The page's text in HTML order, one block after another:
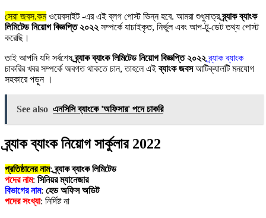
সেরা জবস.কমওয়েবসাইট -এর এই ব্লগ পোস্ট ভিন্ন হবে. আমরা শুধুমাত্রব্র্যাক ব্যাংক
লিমিটেড নিয়োগ বিজ্ঞপ্তি ২০২২ সম্পর্কে যাচাইকৃত, নির্ভুল এবং আপ-টু-ডেট তথ্য পোস্ট
করেছি।
তাই আপনি যদি সর্বশেষব্র্যাক ব্যাংক লিমিটেড নিয়োগ বিজ্ঞপ্তি ২০২২ব্র্যাক ব্যাংক
চাকরির খবর সম্পর্কে অবগত থাকতে চান, তাহলে এইব্যাংক জবসআটিক্যালটি মনযোগ
সহকারে পড়ুন ।
See also এনসিসি ব্যাংকে 'অফিসার' পদে চাকরি
ব্র্যাক ব্যাংক নিয়োগ সার্কুলার 2022
প্রতিষ্ঠানের নাম:ব্র্যাক ব্যাংক লিমিটেড
পদের নাম: সিনিয়র ম্যানেজার
বিভাগের নাম: হেড অফিস অডিট
পদের সংখ্যা: নির্দিষ্ট না